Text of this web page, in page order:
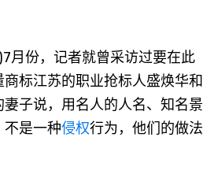
月份，记者就曾采访过要在此
标江苏的职业抢标人盛焕华和
子说，用名人的人名、知名景
不是一种侵权行为，他们的做法